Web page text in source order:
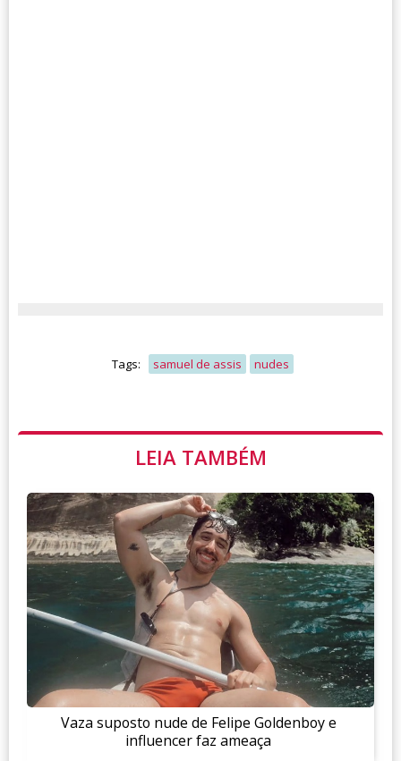
Tags: samuel de assis nudes
LEIA TAMBÉM
Vaza suposto nude de Felipe Goldenboy e
influencer faz ameaça